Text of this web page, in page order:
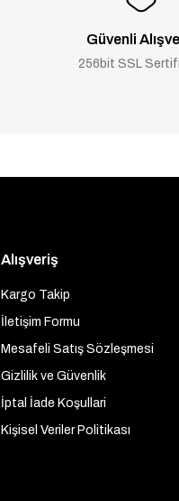
Güvenli
256bit SSL
Alışveriş
Kargo Takip
İletişim Formu
Mesafeli Satış Sözleşmesi
Gizlilik ve Güvenlik
İptal İade Koşullari
Kişisel Veriler Politikası